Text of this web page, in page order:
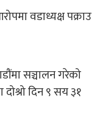
वडाध्यक्ष पक्राउ
सञ्चालन गरेको
दिन ९ सय ३१